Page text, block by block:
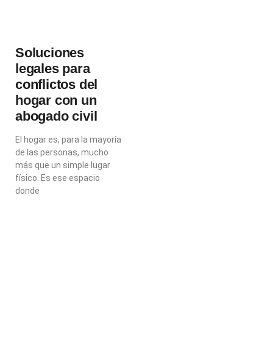
Soluciones
legales para
conflictos del
hogar con un
abogado civil
El hogar es, para la mayoría
de las personas, mucho
más que un simple lugar
físico. Es ese espacio
donde